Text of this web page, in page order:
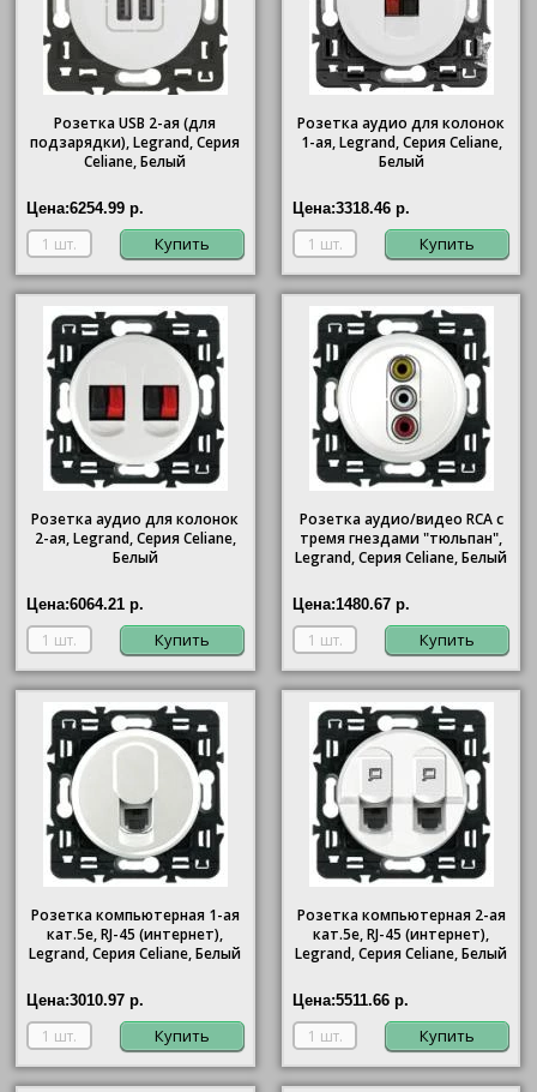
Розетка USB 2-ая (для
подзарядки), Legrand, Серия
Celiane, Белый
Цена:6254.99 р.
Купить
Розетка аудио для колонок
1-ая, Legrand, Серия Celiane,
Белый
Цена:3318.46 р.
Купить
Розетка аудио для колонок
2-ая, Legrand, Серия Celiane,
Белый
Цена:6064.21 р.
Купить
Розетка аудио/видео RCA с
тремя гнездами "тюльпан",
Legrand, Серия Celiane, Белый
Цена:1480.67 р.
Купить
Розетка компьютерная 1-ая
кат.5е, RJ-45 (интернет),
Legrand, Серия Celiane, Белый
Цена:3010.97 р.
Купить
Розетка компьютерная 2-ая
кат.5е, RJ-45 (интернет),
Legrand, Серия Celiane, Белый
Цена:5511.66 р.
Купить